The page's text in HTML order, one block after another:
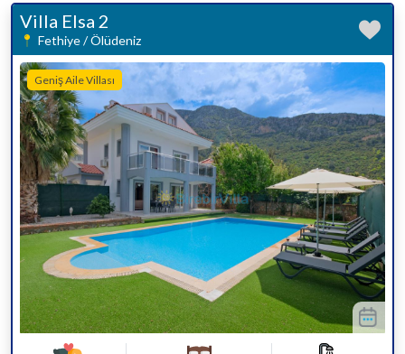
Villa Elsa 2
Fethiye / Ölüdeniz
Geniş Aile Villası